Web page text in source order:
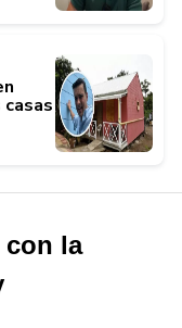
con la